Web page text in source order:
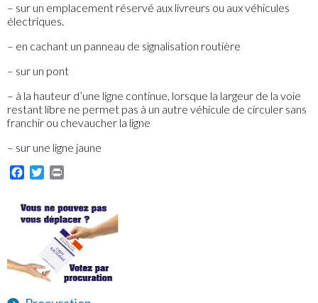
– sur un emplacement réservé aux livreurs ou aux véhicules
électriques.
– en cachant un panneau de signalisation routière
– sur un pont
– à la hauteur d’une ligne continue, lorsque la largeur de la voie
restant libre ne permet pas à un autre véhicule de circuler sans
franchir ou chevaucher la ligne
– sur une ligne jaune
Facebook
Twitter